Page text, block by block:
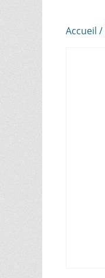
Accueil /